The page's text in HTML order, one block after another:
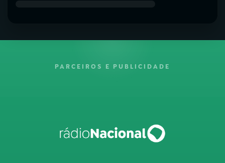
PARCEIROS E PUBLICIDADE